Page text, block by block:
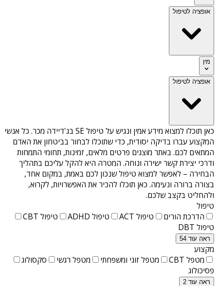
אופציה לטיפול
מין
אופציה לטיפול
כאן תוכלו למצוא מידע אמין ונגיש על טיפול SE בג'דיידה מכר
. כל אנשי
המקצוע עברו בדיקה יסודית, כדי שתוכלו לבחור בביטחון את האדם
המתאים לכם. באתר מוצגים פרטים מלאים, זמינות, תחומי התמחות
ודרכי יצירת קשר ישירה ונוחה. המטרה היא להקל עליכם בתהליך
הבחירה – לאפשר למצוא טיפול שנכון לכם באמת, במקום אחד,
בצורה ברורה ונעימה. כאן תוכלו להכיר את האפשרויות, לקרוא,
ולהחליט בקצב שלכם.
טיפול
הדרכת הורים
טיפול ACT טיפול ADHD
טיפול CBT
טיפול DBT
ראה עוד 54
מקצוע
מטפל CBT
מטפל זוגי ומשפחתי מטפל רגשי
סקסולוג
פסיכולוג
ראה עוד 2